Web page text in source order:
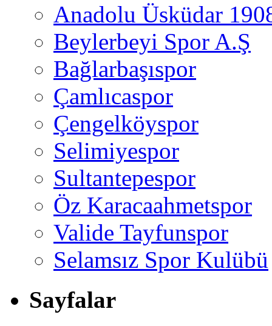
Anadolu Üsküdar
Beylerbeyi Spor A.Ş
Bağlarbaşıspor
Çamlıcaspor
Çengelköyspor
Selimiyespor
Sultantepespor
Öz Karacaahmetspor
Valide Tayfunspor
Selamsız Spor Kulübü
Sayfalar